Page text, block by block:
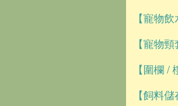
【寵物飲
【寵物
【圍欄 /
【飼料儲